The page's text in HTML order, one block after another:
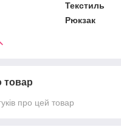
Текстиль
Рюкзак
товар
про цей товар